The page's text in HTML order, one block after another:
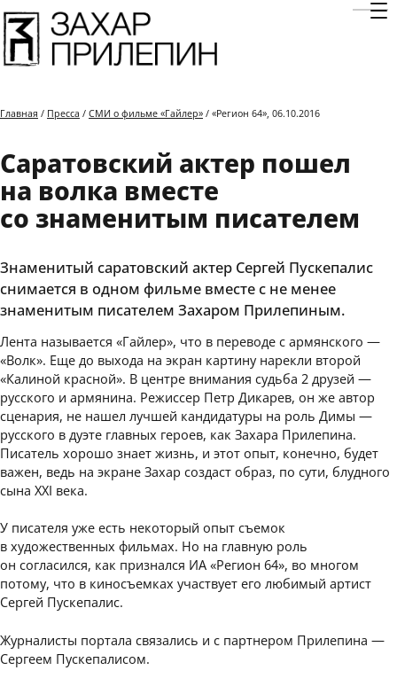
Главная / Пресса / СМИ о фильме «Гайлер» / «Регион 64», 06.10.2016
Саратовский актер пошел
на волка вместе
со знаменитым писателем
Знаменитый саратовский актер Сергей Пускепалис
снимается в одном фильме вместе с не менее
знаменитым писателем Захаром Прилепиным.
Лента называется «Гайлер», что в переводе с армянского —
«Волк». Еще до выхода на экран картину нарекли второй
«Калиной красной». В центре внимания судьба 2 друзей —
русского и армянина. Режиссер Петр Дикарев, он же автор
сценария, не нашел лучшей кандидатуры на роль Димы —
русского в дуэте главных героев, как Захара Прилепина.
Писатель хорошо знает жизнь, и этот опыт, конечно, будет
важен, ведь на экране Захар создаст образ, по сути, блудного
сына XXI века.
У писателя уже есть некоторый опыт съемок
в художественных фильмах. Но на главную роль
он согласился, как признался ИА «Регион 64», во многом
потому, что в киносъемках участвует его любимый артист
Сергей Пускепалис.
Журналисты портала связались и с партнером Прилепина —
Сергеем Пускепалисом.